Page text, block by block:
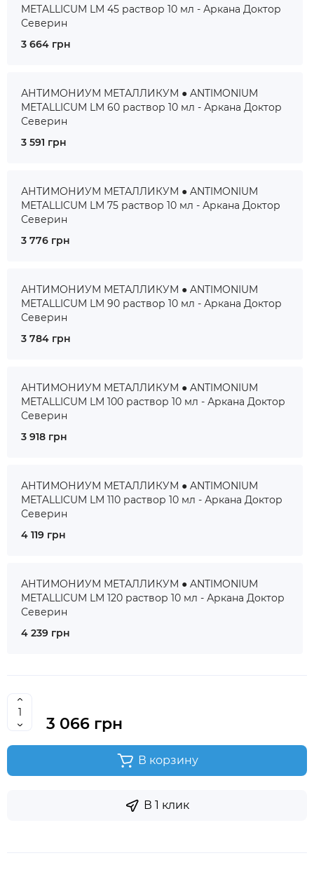
METALLICUM LM 45 раствор 10 мл - Аркана Доктор
Северин
3 664 грн
АНТИМОНИУМ МЕТАЛЛИКУМ ● ANTIMONIUM
METALLICUM LM 60 раствор 10 мл - Аркана Доктор
Северин
3 591 грн
АНТИМОНИУМ МЕТАЛЛИКУМ ● ANTIMONIUM
METALLICUM LM 75 раствор 10 мл - Аркана Доктор
Северин
3 776 грн
АНТИМОНИУМ МЕТАЛЛИКУМ ● ANTIMONIUM
METALLICUM LM 90 раствор 10 мл - Аркана Доктор
Северин
3 784 грн
АНТИМОНИУМ МЕТАЛЛИКУМ ● ANTIMONIUM
METALLICUM LM 100 раствор 10 мл - Аркана Доктор
Северин
3 918 грн
АНТИМОНИУМ МЕТАЛЛИКУМ ● ANTIMONIUM
METALLICUM LM 110 раствор 10 мл - Аркана Доктор
Северин
4 119 грн
АНТИМОНИУМ МЕТАЛЛИКУМ ● ANTIMONIUM
METALLICUM LM 120 раствор 10 мл - Аркана Доктор
Северин
4 239 грн
3 066 грн
В корзину
В 1 клик